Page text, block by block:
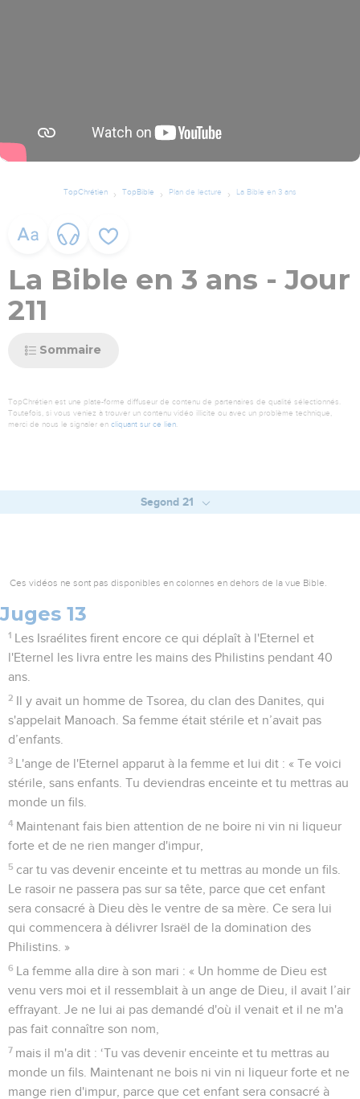
TopChrétien TopBible Plan de lecture La Bible en 3 ans
La Bible en 3 ans - Jour
211
Sommaire
TopChrétien est une plate-forme diffuseur de contenu de partenaires de qualité sélectionnés.
Toutefois, si vous veniez à trouver un contenu vidéo illicite ou avec un problème technique,
merci de nous le signaler en cliquant sur ce lien
Segond 21
Ces vidéos ne sont pas disponibles en colonnes en dehors de la vue Bible.
Juges 13
1 Les Israélites firent encore ce qui déplaît à l'Eternel et
l'Eternel les livra entre les mains des Philistins pendant 40
ans.
2 Il y avait un homme de Tsorea, du clan des Danites, qui
s'appelait Manoach. Sa femme était stérile et n’avait pas
d’enfants.
3 L'ange de l'Eternel apparut à la femme et lui dit : « Te voici
stérile, sans enfants. Tu deviendras enceinte et tu mettras au
monde un fils.
4 Maintenant fais bien attention de ne boire ni vin ni liqueur
forte et de ne rien manger d'impur,
5 car tu vas devenir enceinte et tu mettras au monde un fils.
Le rasoir ne passera pas sur sa tête, parce que cet enfant
sera consacré à Dieu dès le ventre de sa mère. Ce sera lui
qui commencera à délivrer Israël de la domination des
Philistins. »
6 La femme alla dire à son mari : « Un homme de Dieu est
venu vers moi et il ressemblait à un ange de Dieu, il avait l’air
effrayant. Je ne lui ai pas demandé d'où il venait et il ne m'a
pas fait connaître son nom,
7 mais il m'a dit : ‘Tu vas devenir enceinte et tu mettras au
monde un fils. Maintenant ne bois ni vin ni liqueur forte et ne
mange rien d'impur, parce que cet enfant sera consacré à